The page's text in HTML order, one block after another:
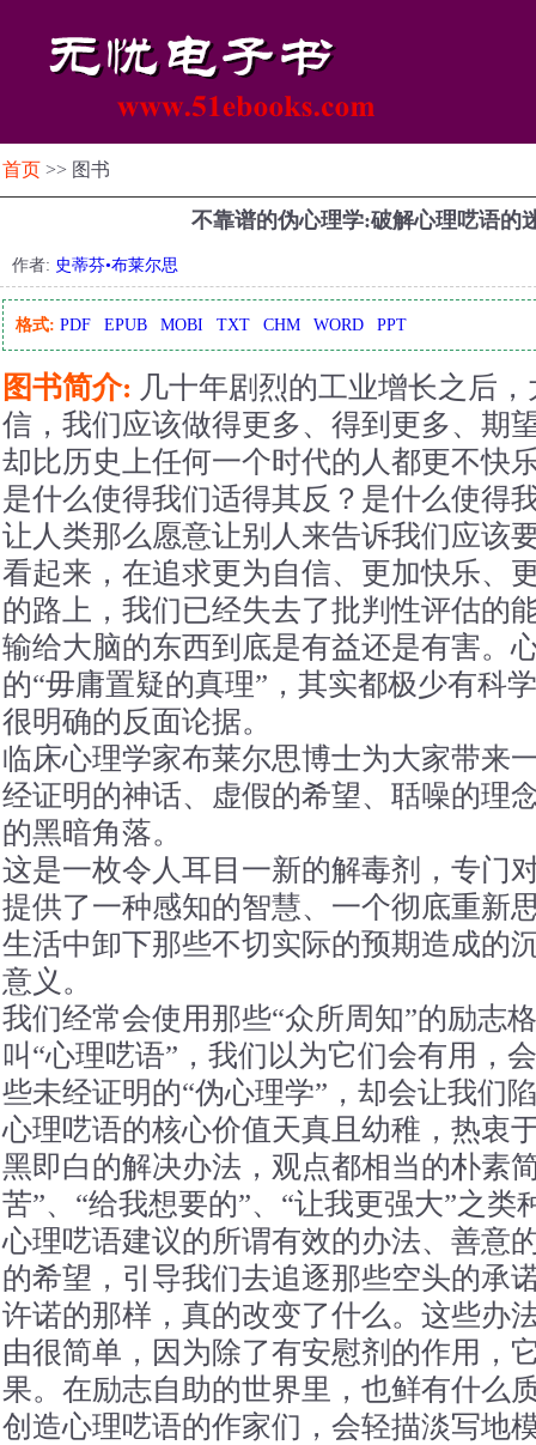
首页 >> 图书
不靠谱的伪心理学:破解心理呓语的
作者: 史蒂芬•布莱尔思
格式: PDF EPUB MOBI TXT CHM WORD PPT
图书简介: 几十年剧烈的工业增长之后
信，我们应该做得更多、得到更多、期
却比历史上任何一个时代的人都更不快
是什么使得我们适得其反？是什么使得
让人类那么愿意让别人来告诉我们应该
看起来，在追求更为自信、更加快乐、
的路上，我们已经失去了批判性评估的
输给大脑的东西到底是有益还是有害。
的“毋庸置疑的真理”，其实都极少有科
很明确的反面论据。
临床心理学家布莱尔思博士为大家带来
经证明的神话、虚假的希望、聒噪的理
的黑暗角落。
这是一枚令人耳目一新的解毒剂，专门
提供了一种感知的智慧、一个彻底重新
生活中卸下那些不切实际的预期造成的
意义。
我们经常会使用那些“众所周知”的励志
叫“心理呓语”，我们以为它们会有用，
些未经证明的“伪心理学”，却会让我们
心理呓语的核心价值天真且幼稚，热衷
黑即白的解决办法，观点都相当的朴素
苦”、“给我想要的”、“让我更强大”之类
心理呓语建议的所谓有效的办法、善意
的希望，引导我们去追逐那些空头的承
许诺的那样，真的改变了什么。这些办
由很简单，因为除了有安慰剂的作用，
果。在励志自助的世界里，也鲜有什么
创造心理呓语的作家们，会轻描淡写地